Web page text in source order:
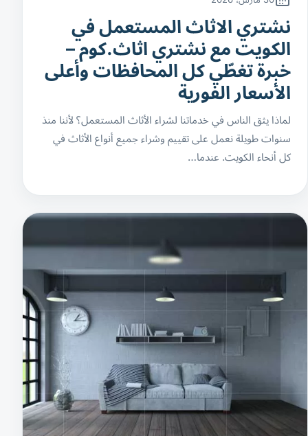
نشتري الاثاث المستعمل في
الكويت مع نشتري اثاث.كوم –
خبرة تغطّي كل المحافظات وأعلى
الأسعار الفورية
لماذا يثق الناس في خدماتنا لشراء الأثاث المستعمل؟ لأننا منذ
سنوات طويلة نعمل على تقييم وشراء جميع أنواع الأثاث في
كل أنحاء الكويت. عندما…